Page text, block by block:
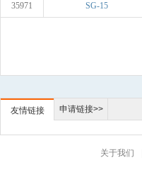
35971 SG-15
友情链接 申请链接>>
关于我们